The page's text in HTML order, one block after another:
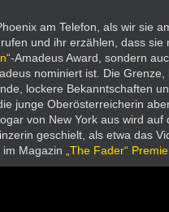
am Telefon, als wir sie
und ihr erzählen, dass sie
-Amadeus Award, sondern
nominiert ist. Die
lockere Bekanntschaften
junge Oberösterreicherin
von New York aus wird auf
geschielt, als etwa das
Magazin
„The Fader“